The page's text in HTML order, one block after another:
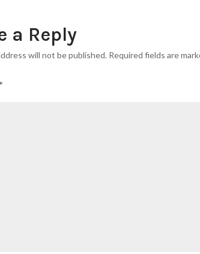
a Reply
will not be published. Required fields are